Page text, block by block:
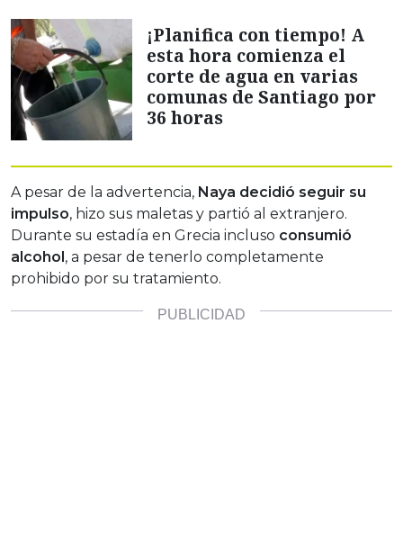
¡Planifica con tiempo! A
esta hora comienza el
corte de agua en varias
comunas de Santiago por
36 horas
A pesar de la advertencia, Naya decidió seguir su
impulso, hizo sus maletas y partió al extranjero.
Durante su estadía en Grecia incluso consumió
alcohol , a pesar de tenerlo completamente
prohibido por su tratamiento.